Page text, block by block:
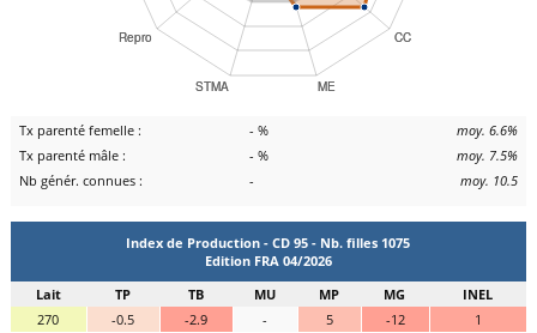
Tx parenté femelle : - %
moy. 6.6%
Tx parenté mâle :
- %
moy. 7.5%
Nb génér. connues :
- moy. 10.5
Index de Production - CD 95 - Nb. filles 1075
Edition FRA 04/2026
Lait
TP TB MU MP MG
INEL
270
-0.5 -2.9 - 5 -12 1